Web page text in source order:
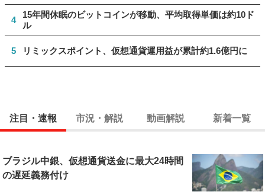
4
15年間休眠のビットコインが移動、平均取得単価は約10ド
ル
5 リミックスポイント、仮想通貨運用益が累計約1.6億円に
注目・速報 市況・解説 動画解説 新着一覧
ブラジル中銀、仮想通貨送金に最大24時間
の遅延義務付け